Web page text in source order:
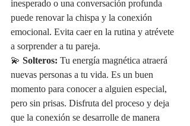
inesperado o una conversación profunda
puede renovar la chispa y la conexión
emocional. Evita caer en la rutina y atrévete
a sorprender a tu pareja.
💫 Solteros: Tu energía magnética atraerá
nuevas personas a tu vida. Es un buen
momento para conocer a alguien especial,
pero sin prisas. Disfruta del proceso y deja
que la conexión se desarrolle de manera